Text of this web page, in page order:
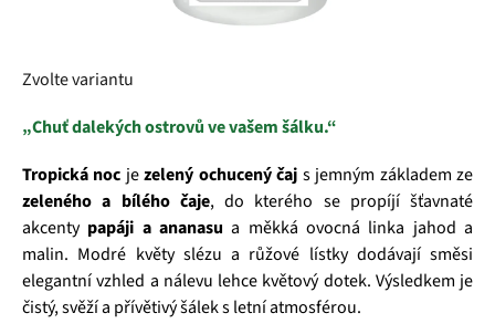
Zvolte variantu
„Chuť dalekých ostrovů ve vašem šálku.“
Tropická noc jezelený ochucený čaj s jemným základem ze
zeleného a bílého čaje, do kterého se propíjí šťavnaté
akcenty papáji a ananasu a měkká ovocná linka jahod a
malin. Modré květy slézu a růžové lístky dodávají směsi
elegantní vzhled a nálevu lehce květový dotek. Výsledkem je
čistý, svěží a přívětivý šálek s letní atmosférou.